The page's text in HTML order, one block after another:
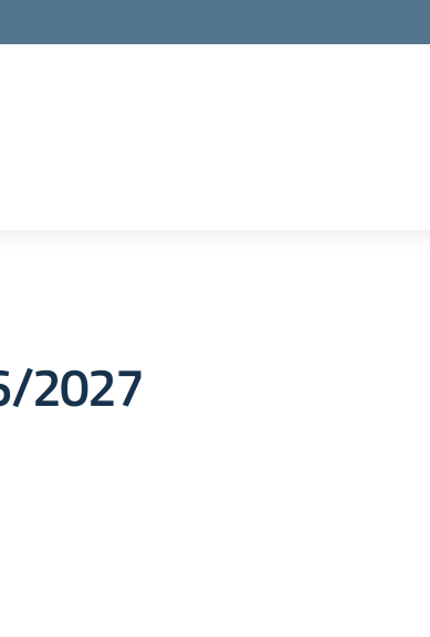
2027